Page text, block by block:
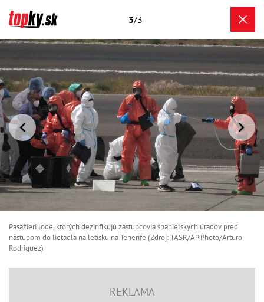
3/3
Pasažieri lode, ktorých dezinfikujú zástupcovia španielskych úradov pred
nástupom do lietadla na letisku na Tenerife (Zdroj: TASR/AP Photo/Arturo
Rodriguez)